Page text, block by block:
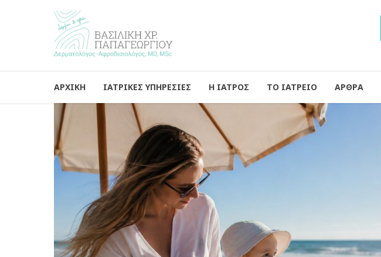
ΑΡΧΙΚΗ ΙΑΤΡΙΚΕΣ ΥΠΗΡΕΣΙΕΣ Η ΙΑΤΡΟΣ ΤΟ ΙΑΤΡΕΙΟ ΑΡΘΡΑ